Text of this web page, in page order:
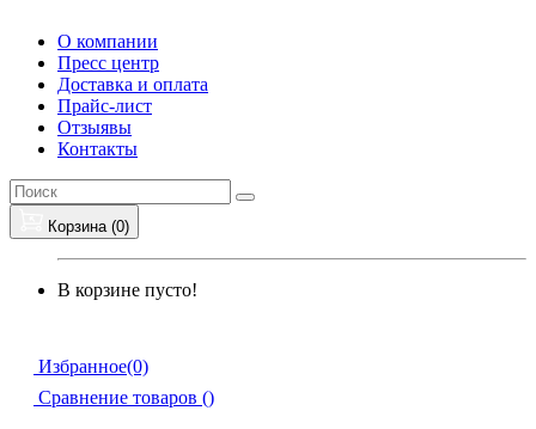
О компании
Пресс центр
Доставка и оплата
Прайс-лист
Отзыявы
Контакты
Корзина (0)
В корзине пусто!
Избранное(0)
Сравнение товаров ()